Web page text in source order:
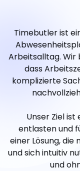
Timebutler ist
Arbeitsalltag. Wir
dass
komplizierte
Unser Ziel
entlasten und
einer Lösung,
und sich intuitiv
und